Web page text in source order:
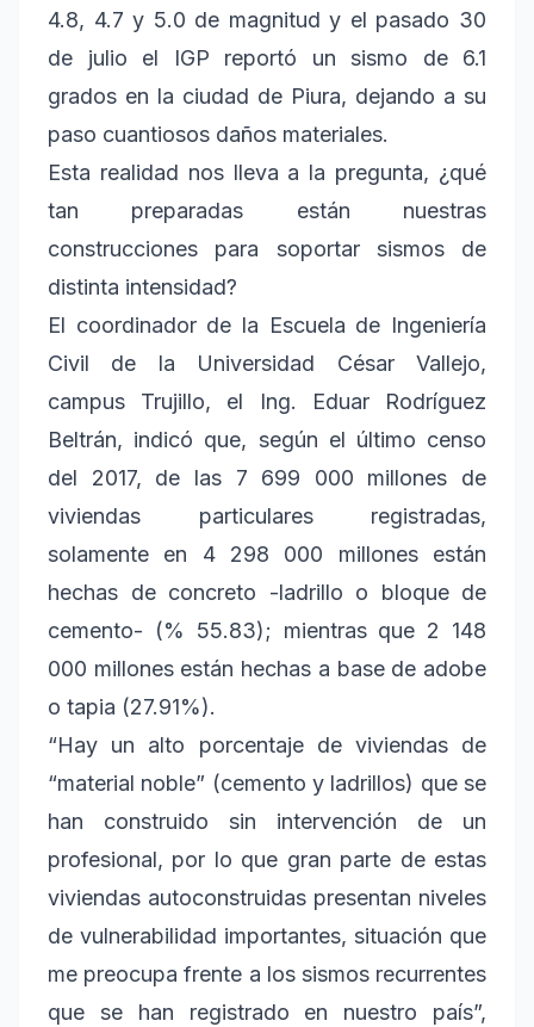
4.8, 4.7 y 5.0 de magnitud y el pasado 30
de julio el IGP reportó un sismo de 6.1
grados en la ciudad de Piura, dejando a su
paso cuantiosos daños materiales.
Esta realidad nos lleva a la pregunta, ¿qué
tan preparadas están nuestras
construcciones para soportar sismos de
distinta intensidad?
El coordinador de la Escuela de Ingeniería
Civil de la Universidad César Vallejo,
campus Trujillo, el Ing. Eduar Rodríguez
Beltrán, indicó que, según el último censo
del 2017, de las 7 699 000 millones de
viviendas particulares registradas,
solamente en 4 298 000 millones están
hechas de concreto -ladrillo o bloque de
cemento- (% 55.83); mientras que 2 148
000 millones están hechas a base de adobe
o tapia (27.91%).
“Hay un alto porcentaje de viviendas de
“material noble” (cemento y ladrillos) que se
han construido sin intervención de un
profesional, por lo que gran parte de estas
viviendas autoconstruidas presentan niveles
de vulnerabilidad importantes, situación que
me preocupa frente a los sismos recurrentes
que se han registrado en nuestro país”,